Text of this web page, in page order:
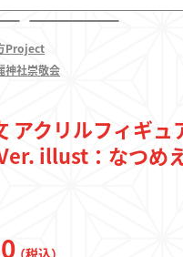
せ
Project
神社崇敬会
アクリルフィギュ
illust：なつめ